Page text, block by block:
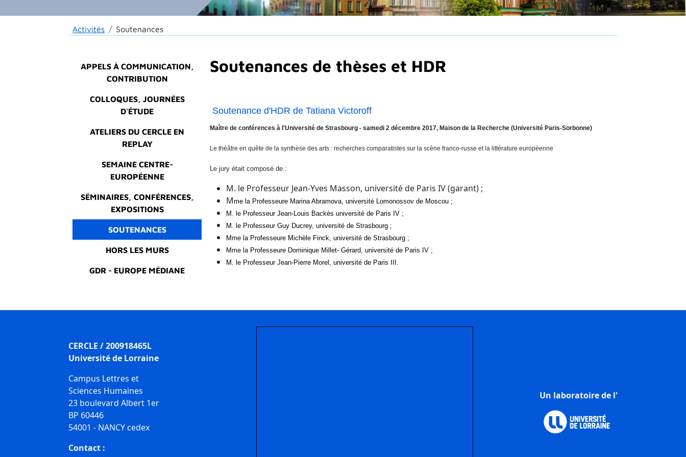
Fil d'Ariane
Activités Soutenances
Main menu
APPELS À COMMUNICATION,
CONTRIBUTION
COLLOQUES, JOURNÉES
D'ÉTUDE
ATELIERS DU CERCLE EN
REPLAY
SEMAINE CENTRE-
EUROPÉENNE
SÉMINAIRES, CONFÉRENCES,
EXPOSITIONS
SOUTENANCES
HORS LES MURS
GDR - EUROPE MÉDIANE
Soutenances de thèses et HDR
Soutenance d'HDR de Tatiana Victoroff
Maître de conférences à l'Université de Strasbourg - samedi 2 décembre 2017, Maison de la Recherche (Université Paris-Sorbonne)
Le théâtre en quête de la synthèse des arts : recherches comparatistes sur la scène franco-russe et la littérature européenne
Le jury était composé de :
M. le Professeur Jean-Yves Masson, université de Paris IV (garant) ;
Mme la Professeure Marina Abramova, université Lomonossov de Moscou ;
M. le Professeur Jean-Louis Backès université de Paris IV ;
M. le Professeur Guy Ducrey, université de Strasbourg ;
Mme la Professeure Michèle Finck, université de Strasbourg ;
Mme la Professeure Dominique Millet- Gérard, université de Paris IV ;
M. le Professeur Jean-Pierre Morel, université de Paris III.
CERCLE / 200918465L
Université de Lorraine
Campus Lettres et
Sciences Humaines
23 boulevard Albert 1er
BP 60446
54001 - NANCY cedex
Contact :
Un laboratoire de l'